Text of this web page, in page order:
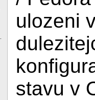
ulozeni
stavu v